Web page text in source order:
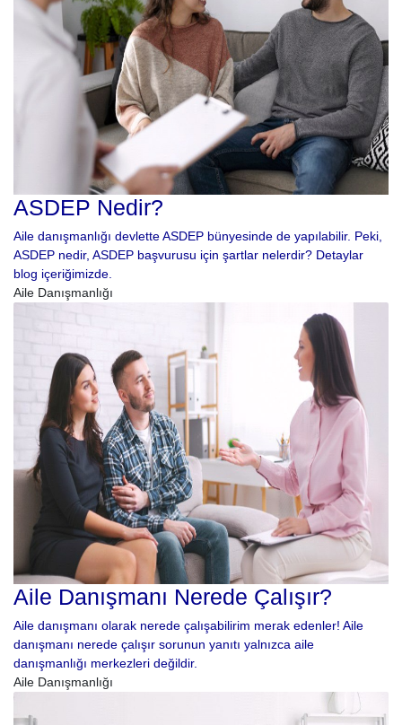
ASDEP Nedir?
Aile danışmanlığı devlette ASDEP bünyesinde de yapılabilir. Peki,
ASDEP nedir, ASDEP başvurusu için şartlar nelerdir? Detaylar
blog içeriğimizde.
Aile Danışmanlığı
Aile Danışmanı Nerede Çalışır?
Aile danışmanı olarak nerede çalışabilirim merak edenler! Aile
danışmanı nerede çalışır sorunun yanıtı yalnızca aile
danışmanlığı merkezleri değildir.
Aile Danışmanlığı